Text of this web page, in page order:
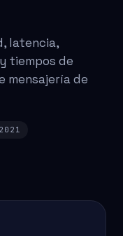
latencia,
tiempos de
mensajería de